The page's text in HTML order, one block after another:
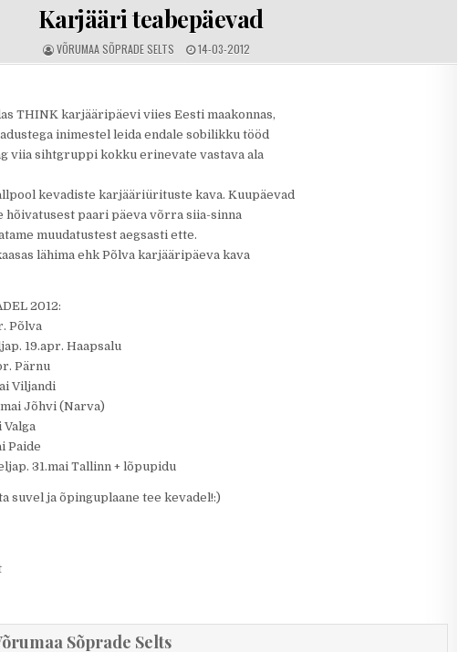
Karjääri teabepäevad
AUTHOR:
VÕRUMAA SÕPRADE SELTS PUBLISHED DATE:
14-03-2012
THINK karjääripäevi viies Eesti maakonnas,
inimestel leida endale sobilikku tööd
viia sihtgruppi kokku erinevate vastava ala
kevadiste karjääriürituste kava. Kuupäevad
hõivatusest paari päeva võrra siia-sinna
muudatustest aegsasti ette.
lähima ehk Põlva karjääripäeva kava
2012:
Põlva
19.apr. Haapsalu
Pärnu
Viljandi
Jõhvi (Narva)
Valga
Paide
31.mai Tallinn + lõpupidu
suvel ja õpinguplaane tee kevadel!:)
Sõprade Selts